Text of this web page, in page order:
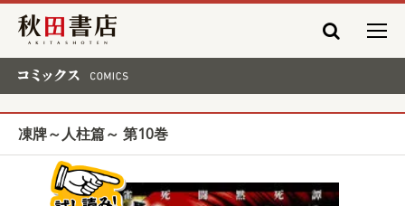
秋田書店
凍牌～人柱篇～ 第10巻